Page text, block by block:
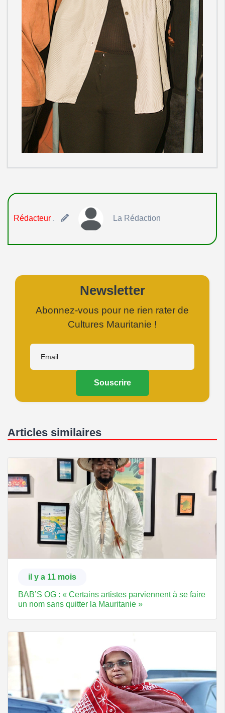
Rédacteur . La Rédaction
Newsletter
Abonnez-vous pour ne rien rater de
Cultures Mauritanie !
Souscrire
Articles similaires
il y a 11 mois
BAB’S OG : « Certains artistes parviennent à se faire
un nom sans quitter la Mauritanie »